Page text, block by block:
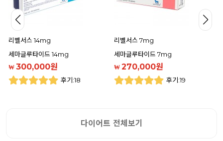
리벨서스 14mg
세마글루타이드 14mg
₩ 300,000원
후기:18
리벨서스 7mg
세마글루타이드 7mg
₩ 270,000원
후기:19
다이어트 전체보기